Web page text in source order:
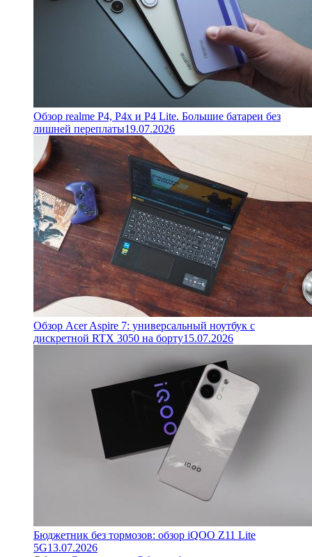
Обзор realme P4, P4x и P4 Lite. Большие батареи без
лишней переплаты19.07.2026
Обзор Acer Aspire 7: универсальный ноутбук с
дискретной RTX 3050 на борту15.07.2026
Бюджетник без тормозов: обзор iQOO Z11 Lite
5G13.07.2026